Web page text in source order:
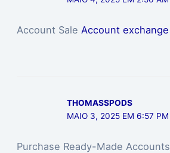
Account SaleAccount exchange
THOMASSPODS
MAIO 3, 2025 EM 6:57 PM
Purchase Ready-Made Accounts